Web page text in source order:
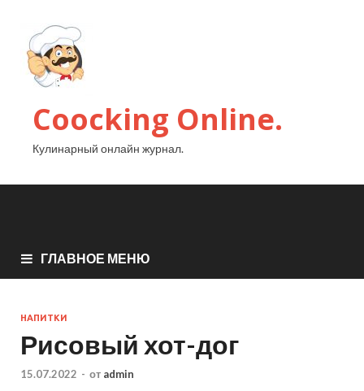
Coocking Online.
Кулинарный онлайн журнал.
ГЛАВНОЕ МЕНЮ
НАПИТКИ
Рисовый хот-дог
15.07.2022 - от admin